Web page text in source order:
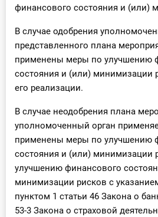
финансового состояния и (или)
В случае одобрения
представленного плана
применены меры по улучшению
состояния и (или) минимизации
его реализации.
В случае неодобрения плана
уполномоченный орган
применены меры по улучшению
состояния и (или) минимизации
улучшению финансового
минимизации рисков с
пунктом 1 статьи 46 Закона о
53-3 Закона о страховой